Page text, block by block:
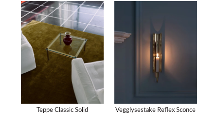
Teppe
Classic
Solid
Teppe Classic Solid Vegglysestake Reflex Sconce